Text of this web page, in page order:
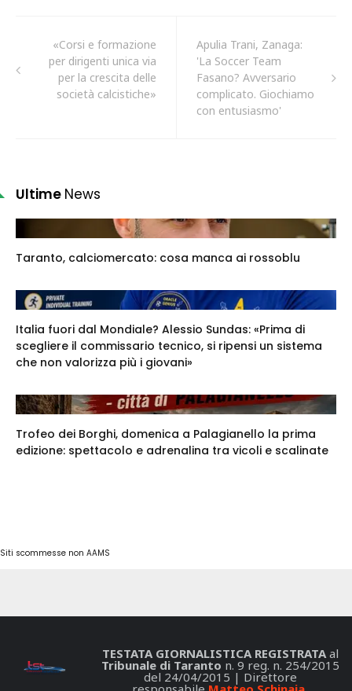
«Corsi e formazione
per dirigenti unica via
per la crescita delle
società calcistiche»
Apulia Trani, Zanaga:
'La Soccer Team
Fasano? Avversario
complicato. Giochiamo
con entusiasmo'
Ultime News
Taranto, calciomercato: cosa manca ai rossoblu
Italia fuori dal Mondiale? Alessio Sundas: «Prima di
scegliere il commissario tecnico, si ripensi un sistema
che non valorizza più i giovani»
Trofeo dei Borghi, domenica a Palagianello la prima
edizione: spettacolo e adrenalina tra vicoli e scalinate
Siti scommesse non AAMS
TESTATA GIORNALISTICA REGISTRATAal
Tribunale di Taranto n. 9 reg. n. 254/2015
del 24/04/2015 | Direttore